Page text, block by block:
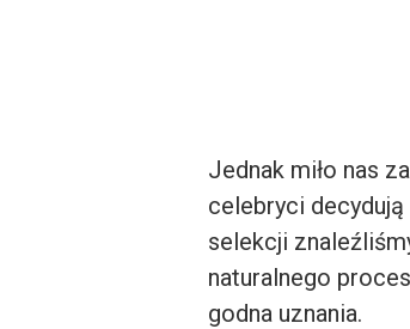
Jednak miło nas
celebryci
selekcji
naturalnego
godna uznania.